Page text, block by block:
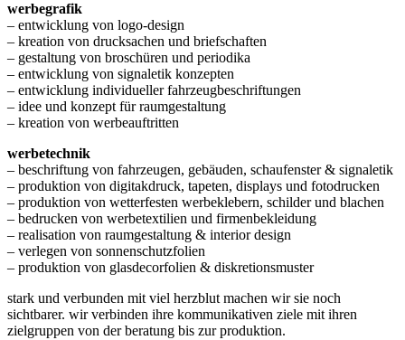
werbegrafik
– entwicklung von logo-design
– kreation von drucksachen und briefschaften
– gestaltung von broschüren und periodika
– entwicklung von signaletik konzepten
– entwicklung individueller fahrzeugbeschriftungen
– idee und konzept für raumgestaltung
– kreation von werbeauftritten
werbetechnik
– beschriftung von fahrzeugen, gebäuden, schaufenster & signaletik
– produktion von digitakdruck, tapeten, displays und fotodrucken
– produktion von wetterfesten werbeklebern, schilder und blachen
– bedrucken von werbetextilien und firmenbekleidung
– realisation von raumgestaltung & interior design
– verlegen von sonnenschutzfolien
– produktion von glasdecorfolien & diskretionsmuster
stark und verbunden mit viel herzblut machen wir sie noch
sichtbarer. wir verbinden ihre kommunikativen ziele mit ihren
zielgruppen von der beratung bis zur produktion.